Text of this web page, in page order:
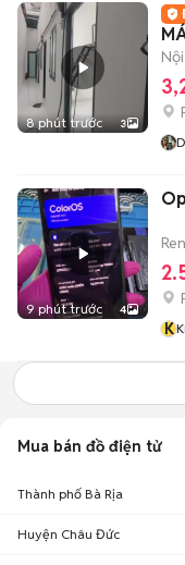
8 phút trước 3
9 phút trước 4
K
Mua bán đồ điện tử
Thành phố Bà Rịa
Huyện Châu Đức